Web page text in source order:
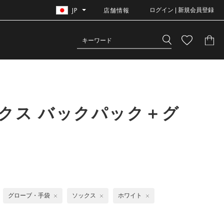
JP 店舗情報 ログイン | 新規会員登録
ス バックパック＋グ
グローブ・手袋 ソックス ホワイト